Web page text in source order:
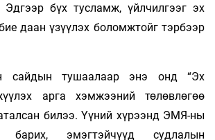
Эдгээр бүх тусламж, үйлчилгээг эх
даан үзүүлэх боломжтойг тэрбээр
сайдын тушаалаар энэ онд “Эх
арга хэмжээний тө­лөвлөгөө
билээ. Үүний хүрээнд ЭМЯ-ны
эмэгтэйчүүд судлалын